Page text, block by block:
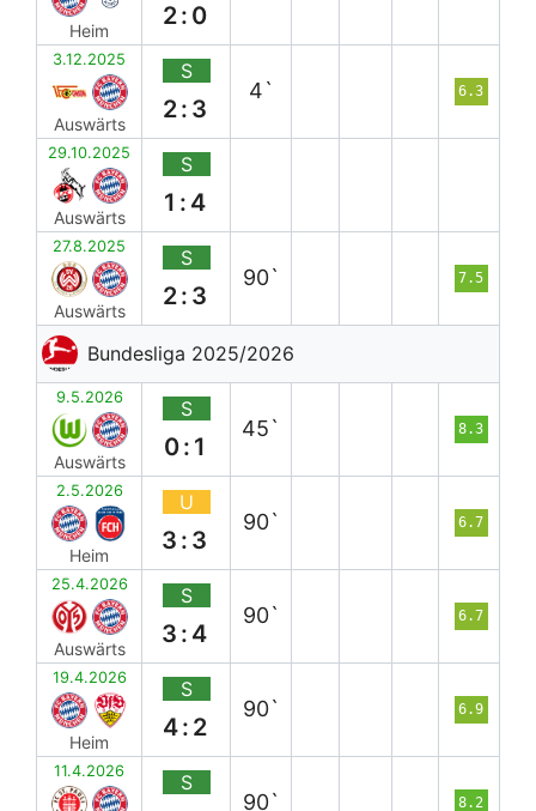
Heim
2:0
3.12.2025
Auswärts
S
2:3
4` 6.3
29.10.2025
Auswärts
S
1:4
27.8.2025
Auswärts
S
2:3
90` 7.5
Bundesliga 2025/2026
9.5.2026
Auswärts
S
0:1
45` 8.3
2.5.2026
Heim
U
3:3
90` 6.7
25.4.2026
Auswärts
S
3:4
90` 6.7
19.4.2026
Heim
S
4:2
90` 6.9
11.4.2026 S
90` 8.2